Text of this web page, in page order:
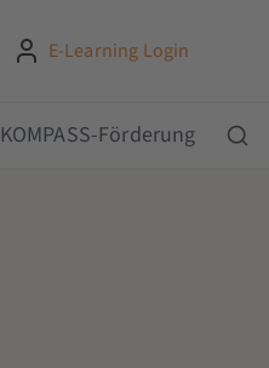
E-Learning Login
KOMPASS-Förderung